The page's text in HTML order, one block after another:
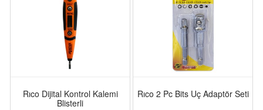
Rıco Dijital Kontrol Kalemi
Blisterli
Rıco 2 Pc Bits Uç Adaptör Seti